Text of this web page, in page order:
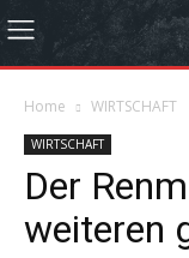
Home WIRTSCHAFT
WIRTSCHAFT
Der
weiteren